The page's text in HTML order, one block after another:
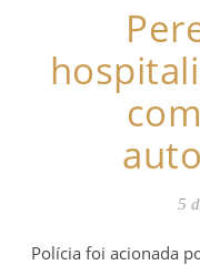
5
Polícia foi acionada por espectadores e adotou protocolo